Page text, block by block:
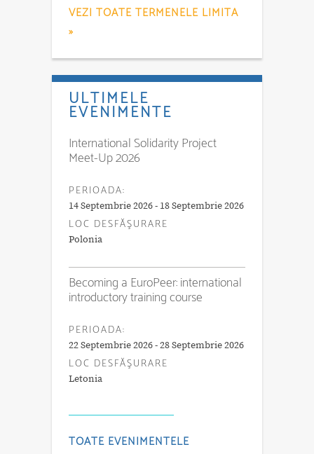
VEZI TOATE TERMENELE LIMITA
»
ULTIMELE
EVENIMENTE
International Solidarity Project
Meet-Up 2026
PERIOADA:
14 Septembrie 2026 - 18 Septembrie 2026
LOC DESFĂŞURARE
Polonia
Becoming a EuroPeer: international
introductory training course
PERIOADA:
22 Septembrie 2026 - 28 Septembrie 2026
LOC DESFĂŞURARE
Letonia
TOATE EVENIMENTELE